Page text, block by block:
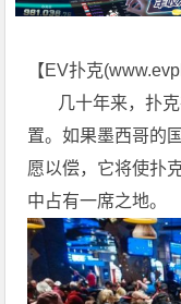
【EV扑克(
几十年来，扑克
置。如果墨西哥的
愿以偿，它将使扑
中占有一席之地。